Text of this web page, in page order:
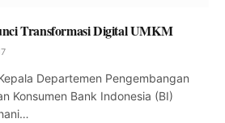
Transformasi Digital UMKM
Departemen Pengembangan
Konsumen Bank Indonesia (BI)